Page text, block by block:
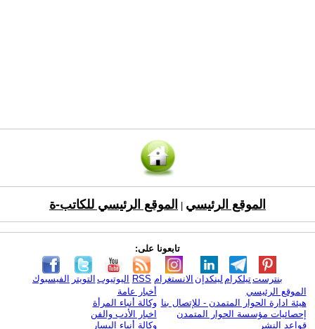
الموقع الرئيسي الموقع الرئيسي للكاتب-ة
تابعونا على:
الفيسبوك التويتر اليوتيوب RSS الانستغرام لينكدإن تيلكرامبنترست
الموقع الرئيسي
هيئة ادارة الحوار المتمدن - للإتصال بنا
إحصائيات مؤسسة الحوار المتمدن
قواعد النشر
أخبار عامة
وكالة أنباء المرأة
اخبار الأدب والفن
وكالة أنباء اليسار